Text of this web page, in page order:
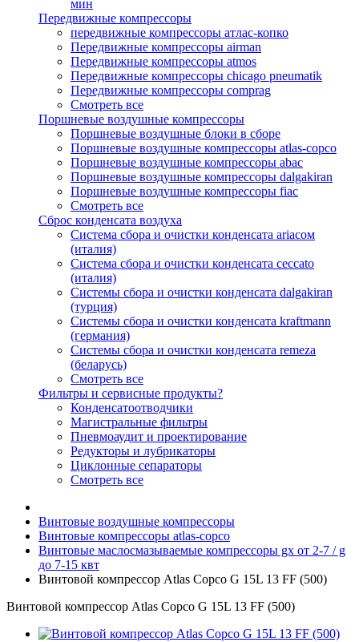
мин
Передвижные компрессоры
передвижные компрессоры атлас-копко
Передвижные компрессоры airman
Передвижные компрессоры atmos
Передвижные компрессоры chicago pneumatik
Передвижные компрессоры comprag
Смотреть все
Поршневые воздушные компрессоры
Поршневые воздушные блоки в сборе
Поршневые воздушные компрессоры atlas-copco
Поршневые воздушные компрессоры abac
Поршневые воздушные компрессоры dalgakiran
Поршневые воздушные компрессоры fiac
Смотреть все
Сброс конденсата воздуха
Система сбора и очистки конденсата ariacом
(италия)
Система сбора и очистки конденсата ceccato
(италия)
Системы сбора и очистки конденсата dalgakiran
(турция)
Системы сбора и очистки конденсата kraftmann
(германия)
Системы сбора и очистки конденсата remeza
(беларусь)
Смотреть все
Фильтры и сервисные продукты?
Конденсатоотводчики
Магистральные фильтры
Пневмоаудит и проектирование
Редукторы и лубрикаторы
Циклонные сепараторы
Смотреть все
Винтовые воздушные компрессоры
Винтовые компрессоры atlas-copco
Винтовые маслосмазываемые компрессоры gx от 2-7 / g
до 7-15 квт
Винтовой компрессор Atlas Copco G 15L 13 FF (500)
Винтовой компрессор Atlas Copco G 15L 13 FF (500)